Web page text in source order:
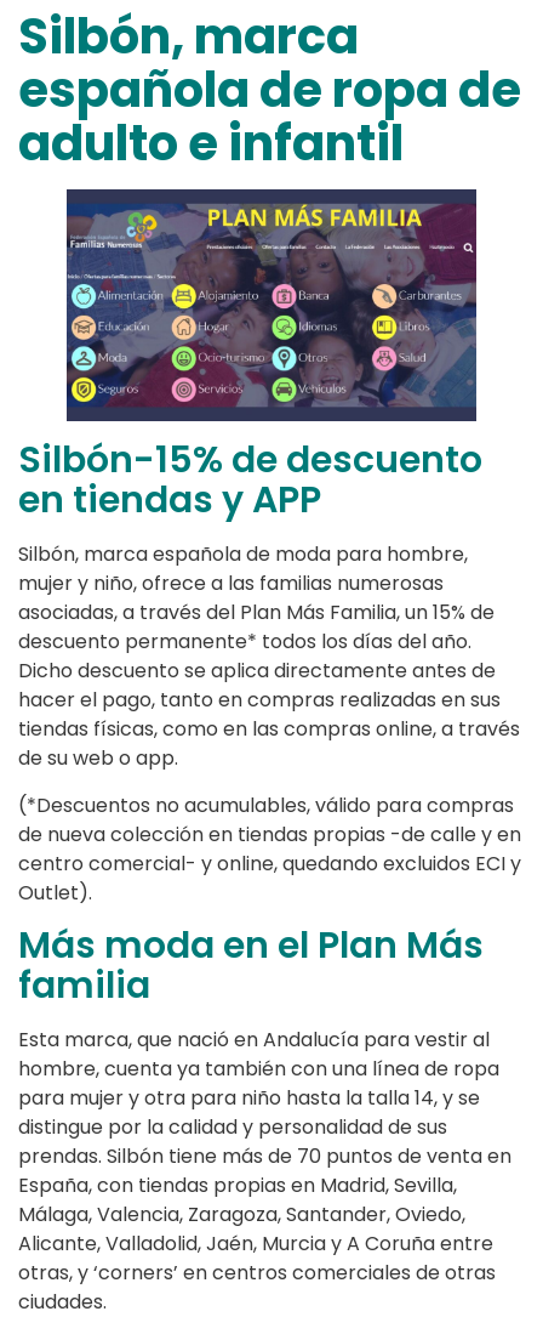
Silbón, marca
española de ropa de
adulto e infantil
Silbón-15% de descuento
en tiendas y APP
Silbón, marca española de moda para hombre,
mujer y niño, ofrece a las familias numerosas
asociadas, a través del Plan Más Familia, un 15% de
descuento permanente* todos los días del año.
Dicho descuento se aplica directamente antes de
hacer el pago, tanto en compras realizadas en sus
tiendas físicas, como en las compras online, a través
de su web o app.
(*Descuentos no acumulables, válido para compras
de nueva colección en tiendas propias -de calle y en
centro comercial- y online, quedando excluidos ECI y
Outlet).
Más moda en el Plan Más
familia
Esta marca, que nació en Andalucía para vestir al
hombre, cuenta ya también con una línea de ropa
para mujer y otra para niño hasta la talla 14, y se
distingue por la calidad y personalidad de sus
prendas. Silbón tiene más de 70 puntos de venta en
España, con tiendas propias en Madrid, Sevilla,
Málaga, Valencia, Zaragoza, Santander, Oviedo,
Alicante, Valladolid, Jaén, Murcia y A Coruña entre
otras, y ‘corners’ en centros comerciales de otras
ciudades.